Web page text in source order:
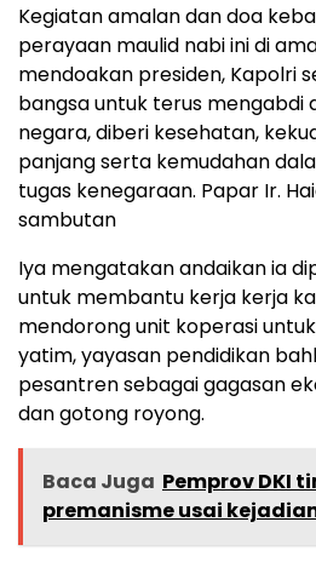
Kegiatan amalan dan doa
perayaan maulid nabi ini di
mendoakan presiden, Kapolri
bangsa untuk terus mengabdi
negara, diberi kesehatan,
panjang serta kemudahan
tugas kenegaraan. Papar Ir.
sambutan
Iya mengatakan andaikan ia
untuk membantu kerja kerja
mendorong unit koperasi
yatim, yayasan pendidikan
pesantren sebagai gagasan
dan gotong royong.
Baca Juga Pemprov DKI
premanisme usai